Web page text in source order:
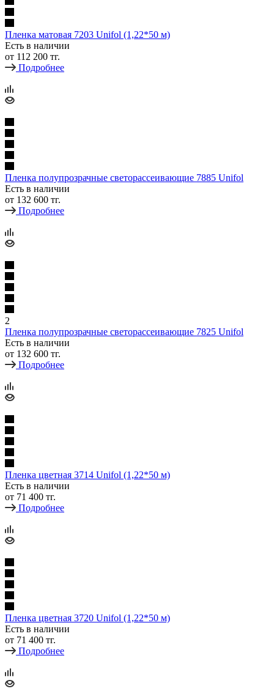
Пленка матовая 7203 Unifol (1,22*50 м)
Есть в наличии
от 112 200 тг.
Подробнее
Пленка полупрозрачные светорассеивающие 7885 Unifol
Есть в наличии
от 132 600 тг.
Подробнее
2
Пленка полупрозрачные светорассеивающие 7825 Unifol
Есть в наличии
от 132 600 тг.
Подробнее
Пленка цветная 3714 Unifol (1,22*50 м)
Есть в наличии
от 71 400 тг.
Подробнее
Пленка цветная 3720 Unifol (1,22*50 м)
Есть в наличии
от 71 400 тг.
Подробнее